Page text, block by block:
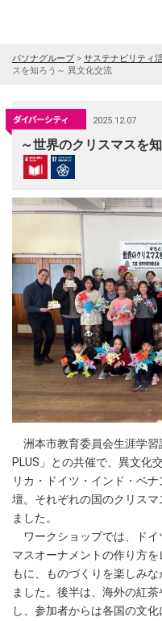
パソナグループ> サステナビリティ
スを知ろう～ 異文化交流
2025.12.07
～世界のクリスマスを
洲本市教育委員会生涯学習
PLUS」との共催で、異文化
リカ・ドイツ・インド・ベ
壇。それぞれの国のクリス
ました。
ワークショップでは、ドイ
マスオーナメントの作り方
もに、ものづくりを楽しみ
ました。後半は、海外の紅
し、参加者からは各国の文